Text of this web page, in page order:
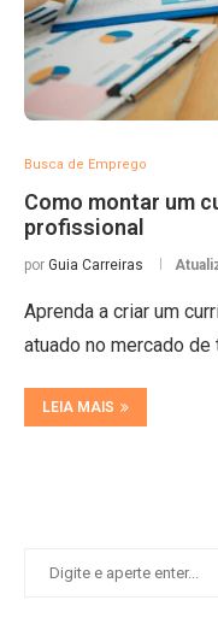
Busca de Emprego
Como montar um
profissional
por Guia Carreiras
Aprenda a criar um
atuado no mercado de
LEIA MAIS